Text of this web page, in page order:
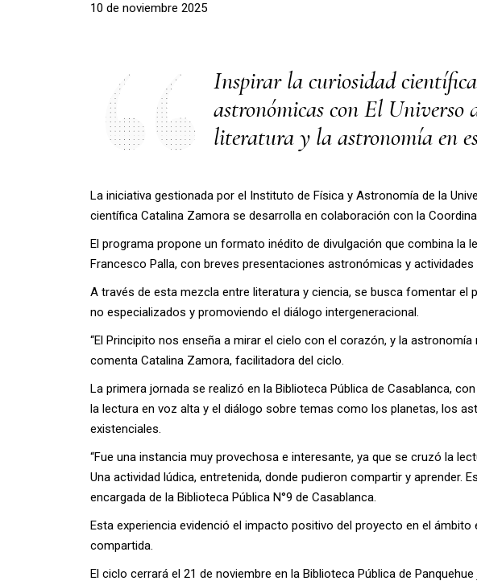
10 de noviembre 2025
Inspirar la curiosidad
astronómicas con El
literatura y la astronomía en
La iniciativa gestionada por el Instituto de Física y Astronomía de la
científica Catalina Zamora se desarrolla en colaboración con la
El programa propone un formato inédito de divulgación que combina la
Francesco Palla, con breves presentaciones astronómicas y actividades
A través de esta mezcla entre literatura y ciencia, se busca fomentar
no especializados y promoviendo el diálogo intergeneracional.
“El Principito nos enseña a mirar el cielo con el corazón, y la
comenta Catalina Zamora, facilitadora del ciclo.
La primera jornada se realizó en la Biblioteca Pública de Casablanca,
la lectura en voz alta y el diálogo sobre temas como los planetas, los
existenciales.
“Fue una instancia muy provechosa e interesante, ya que se cruzó la
Una actividad lúdica, entretenida, donde pudieron compartir y aprender.
encargada de la Biblioteca Pública N°9 de Casablanca.
Esta experiencia evidenció el impacto positivo del proyecto en el
compartida.
El ciclo cerrará el 21 de noviembre en la Biblioteca Pública de